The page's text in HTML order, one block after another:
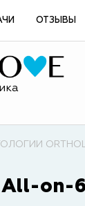
ОТЗЫВЫ
All-on-6